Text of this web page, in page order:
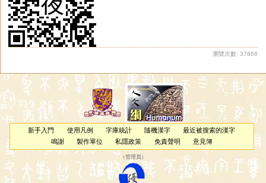
瀏覽次數: 37868
新手入門 使用凡例 字庫統計 隨機漢字
最近被搜索的漢字
鳴謝
製作單位 私隱政策 免責聲明 意見簿
（管理員 ）